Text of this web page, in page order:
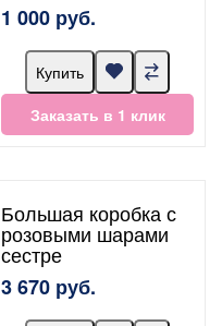
1 000 руб.
Купить
Заказать в 1 клик
Большая коробка с
розовыми шарами
сестре
3 670 руб.